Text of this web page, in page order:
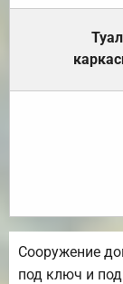
Сооружение
под ключ и под